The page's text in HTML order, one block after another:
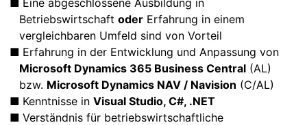
Betriebswirtschaft oder Erfahrung in einem
vergleichbaren Umfeld sind von Vorteil
Erfahrung in der Entwicklung und Anpassung von
Microsoft Dynamics 365 Business Central (AL)
bzw. Microsoft Dynamics NAV / Navision (C/AL)
Kenntnisse inVisual Studio, C#, .NET
Verständnis für betriebswirtschaftliche